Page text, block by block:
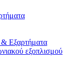
Εξαρτήματα
εξοπλισμού